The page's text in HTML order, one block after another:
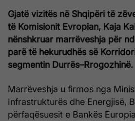
Gjatë vizitës në Shqipëri të
të Komisionit Evropian, Kaja
nënshkruar marrëveshja për
parë të hekurudhës së
segmentin Durrës–Rrogozhinë.
Marrëveshja u firmos nga
Infrastrukturës dhe Energjisë,
përfaqësuesit e Bankës